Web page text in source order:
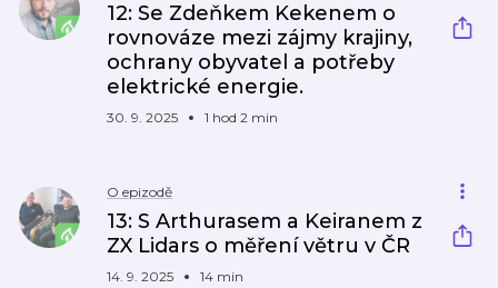
12: Se Zdeňkem Kekenem o
rovnováze mezi zájmy krajiny,
ochrany obyvatel a potřeby
elektrické energie.
30. 9. 2025 1 hod 2 min
O epizodě
13: S Arthurasem a Keiranem z
ZX Lidars o měření větru v ČR
14. 9. 2025 14 min